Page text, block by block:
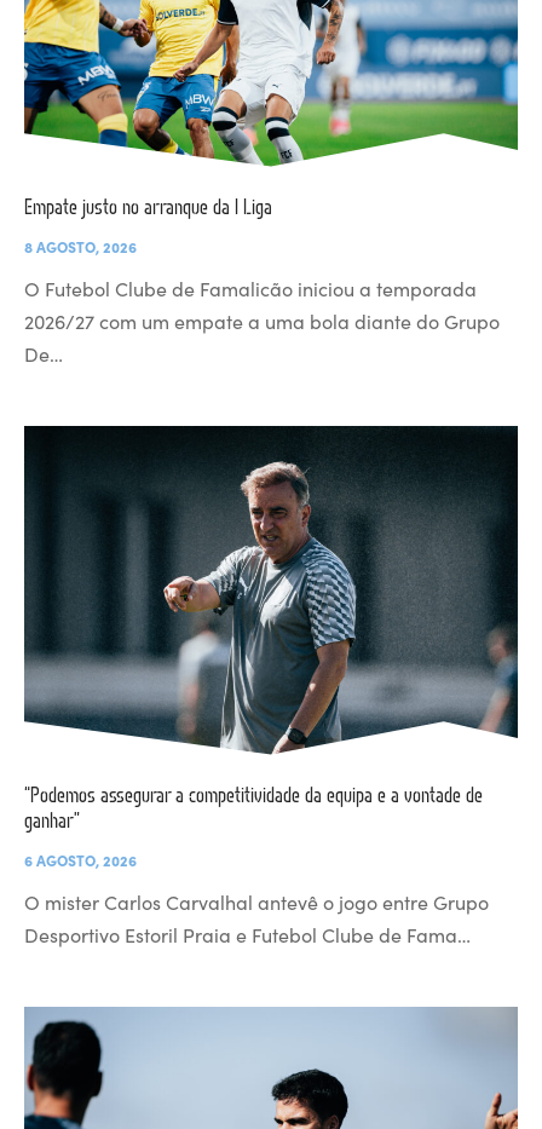
Empate justo no arranque da I Liga
8 AGOSTO, 2026
O Futebol Clube de Famalicão iniciou a temporada
2026/27 com um empate a uma bola diante do Grupo
De…
“Podemos assegurar a competitividade da equipa e a vontade de
ganhar”
6 AGOSTO, 2026
O mister Carlos Carvalhal antevê o jogo entre Grupo
Desportivo Estoril Praia e Futebol Clube de Fama…